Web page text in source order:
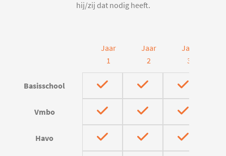
hij/zij dat nodig heeft.
Jaar
1
Jaar
2
Jaar
3
Basisschool
Vmbo
Havo